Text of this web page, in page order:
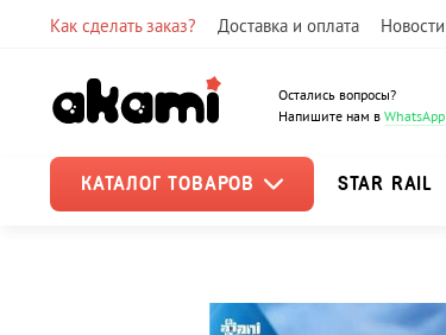
Как сделать заказ? Доставка и оплата Новости
Остались вопросы?
Напишите нам вWhatsApp
КАТАЛОГ ТОВАРОВ STAR RAIL